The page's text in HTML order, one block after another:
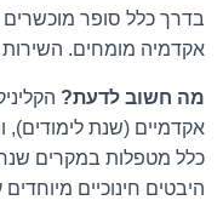
בדרך כלל סופר מוכשרים
אקדמיה מומחים. השירות
מה חשוב לדעת?
אקדמיים (שנת לימודים),
כלל מטפלות במקרים
היבטים חינוכיים